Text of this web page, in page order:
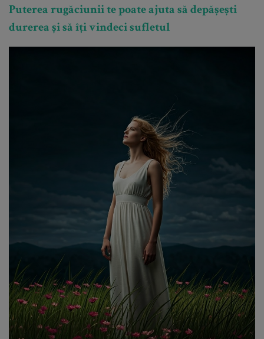
Puterea rugăciunii te poate ajuta să depășești
durerea și să îți vindeci sufletul